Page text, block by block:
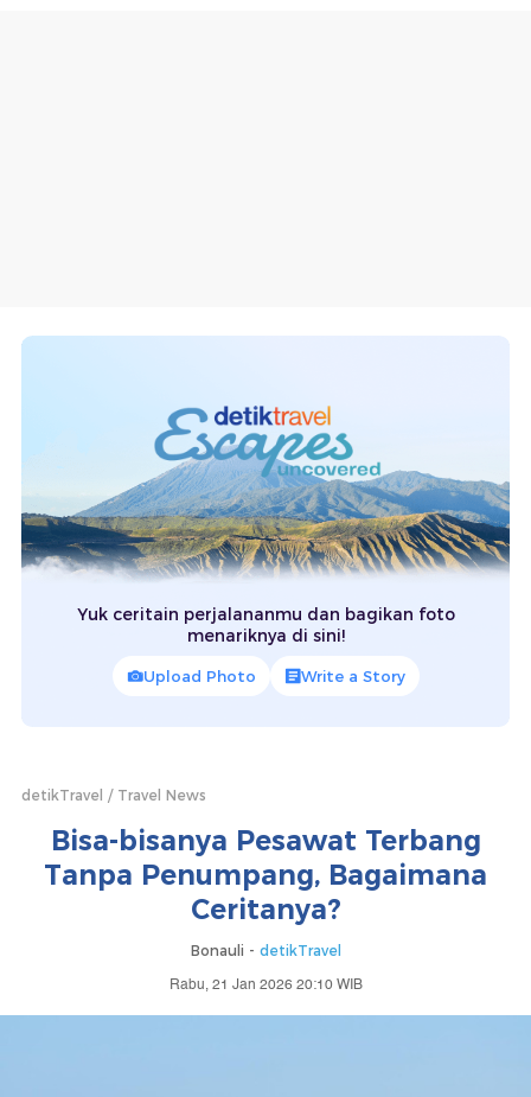
Yuk ceritain perjalananmu dan bagikan foto
menariknya di sini!
Upload Photo Write a Story
detikTravel Travel News
Bisa-bisanya Pesawat Terbang
Tanpa Penumpang, Bagaimana
Ceritanya?
Bonauli - detikTravel
Rabu, 21 Jan 2026 20:10 WIB